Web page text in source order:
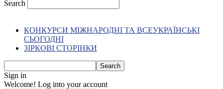
Search
КОНКУРСИ МІЖНАРОДНІ ТА ВСЕУКРАЇНСЬКІ
СЬОГОДНІ
ЗІРКОВІ СТОРІНКИ
Sign in
Welcome! Log into your account